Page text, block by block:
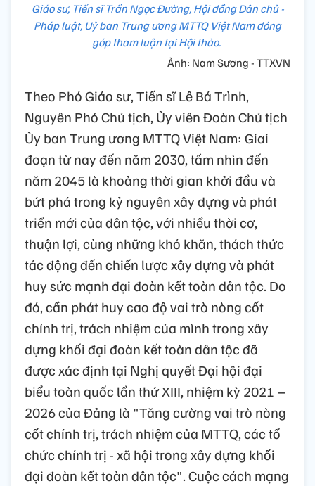
Giáo sư, Tiến sĩ Trần Ngọc Đường, Hội đồng Dân chủ -
Pháp luật, Uỷ ban Trung ương MTTQ Việt Nam đóng
góp tham luận tại Hội thảo.
Ảnh: Nam Sương - TTXVN
Theo Phó Giáo sư, Tiến sĩ Lê Bá Trình,
Nguyên Phó Chủ tịch, Ủy viên Đoàn Chủ tịch
Ủy ban Trung ương MTTQ Việt Nam: Giai
đoạn từ nay đến năm 2030, tầm nhìn đến
năm 2045 là khoảng thời gian khởi đầu và
bứt phá trong kỷ nguyên xây dựng và phát
triển mới của dân tộc, với nhiều thời cơ,
thuận lợi, cùng những khó khăn, thách thức
tác động đến chiến lược xây dựng và phát
huy sức mạnh đại đoàn kết toàn dân tộc. Do
đó, cần phát huy cao độ vai trò nòng cốt
chính trị, trách nhiệm của mình trong xây
dựng khối đại đoàn kết toàn dân tộc đã
được xác định tại Nghị quyết Đại hội đại
biểu toàn quốc lần thứ XIII, nhiệm kỳ 2021 –
2026 của Đảng là "Tăng cường vai trò nòng
cốt chính trị, trách nhiệm của MTTQ, các tổ
chức chính trị - xã hội trong xây dựng khối
đại đoàn kết toàn dân tộc". Cuộc cách mạng